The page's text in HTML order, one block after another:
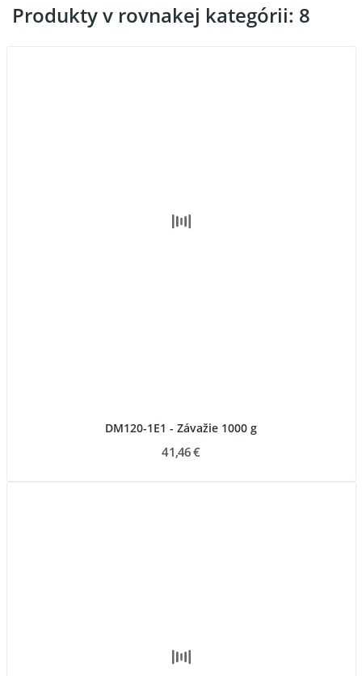
Produkty v rovnakej kategórii: 8
DM120-1E1 - Závažie 1000 g
41,46 €